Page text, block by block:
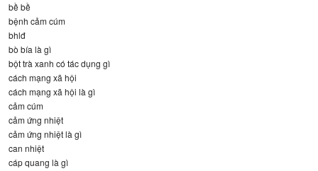
bề bề
bệnh cảm cúm
bhlđ
bò bía là gì
bột trà xanh có tác dụng gì
cách mạng xã hội
cách mạng xã hội là gì
cảm cúm
cảm ứng nhiệt
cảm ứng nhiệt là gì
can nhiệt
cáp quang là gì